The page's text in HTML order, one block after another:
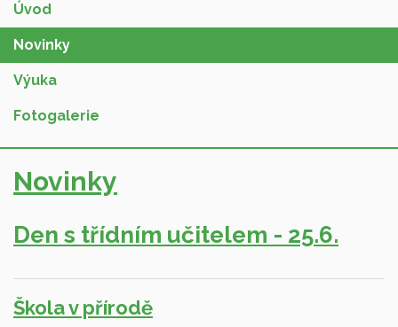
Úvod
Novinky
Výuka
Fotogalerie
Novinky
Den s třídním učitelem - 25.6.
Škola v přírodě